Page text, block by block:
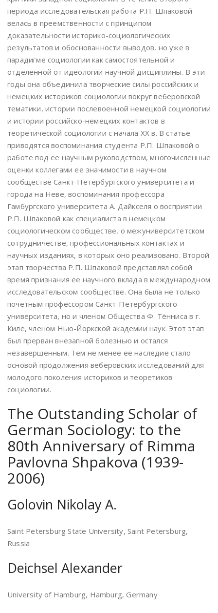
периода исследовательская работа Р.П. Шпаковой
велась в преемственности с принципом
доказательности историко-социологических
результатов и обоснованности выводов, но уже в
парадигме социологии как самостоятельной и
отделенной от идеологии научной дисциплины. В эти
годы она объединила творческие силы российских и
немецких историков социологии вокруг веберовской
тематики, истории послевоенной немецкой социологии
и истории российско-немецких контактов в
теоретической социологии с начала ХХ в. В статье
приводятся воспоминания студента Р.П. Шпаковой о
работе под ее научным руководством, многочисленные
оценки коллегами ее значимости в научном
сообществе Санкт-Петербургского университета и
города на Неве, воспоминания профессора
Гамбургского университета А. Дайкселя о восприятии
Р.П. Шпаковой как специалиста в немецком
социологическом сообществе, о межуниверситетском
сотрудничестве, профессиональных контактах и
научных изданиях, в которых оно реализовано. Второй
этап творчества Р.П. Шпаковой представлял собой
время признания ее научного вклада в международном
исследовательском сообществе. Она была не только
почетным профессором Санкт-Петербургского
университета, но и членом Общества Ф. Тённиса в г.
Киле, членом Нью-Йоркской академии наук. Этот этап
был прерван внезапной болезнью и остался
незавершенным. Тем не менее ее наследие стало
основой продолжения веберовских исследований для
молодого поколения историков и теоретиков
социологии.
The Outstanding Scholar of
German Sociology: to the
80th Anniversary of Rimma
Pavlovna Shpakova (1939-
2006)
Golovin Nikolay A.
Saint Petersburg State University, Saint Petersburg,
Russia
Deichsel Alexander
University of Hamburg, Hamburg, Germany